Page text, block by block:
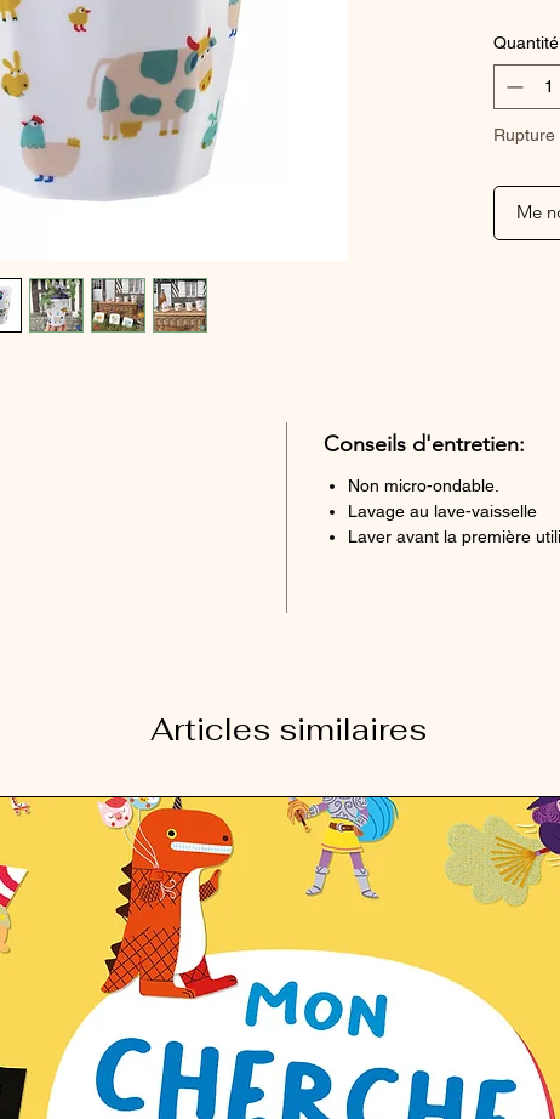
Quantité
Rupture
Me
Conseils d'entretien:
Non micro-ondable.
Lavage au lave-vaisselle
Laver avant la première
Articles similaires